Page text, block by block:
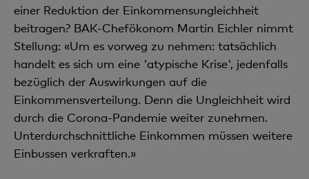
einer Reduktion der Ein­kommensungleichheit
beitragen? BAK-Chefökonom Martin Eichler nimmt
Stellung: «Um es vorweg zu nehmen: tatsächlich
handelt es sich um eine 'atypische Krise', jedenfalls
bezüglich der Auswirkungen auf die
Einkommensverteilung. Denn die Ungleichheit wird
durch die Corona-Pandemie weiter zuneh­men.
Unterdurchschnittliche Einkommen müssen weitere
Einbussen verkraften.»